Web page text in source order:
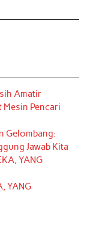
Amatir
Mesin Pencari
Gelombang:
Jawab Kita
YANG
YANG